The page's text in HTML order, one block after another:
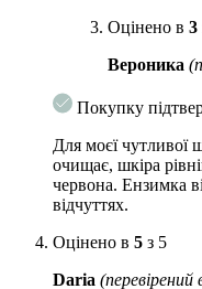
Оцінено в 3
Вероника
Покупку
Для моєї чутливої
очищає, шкіра
червона. Ензимка
відчуттях.
Оцінено в 5 з 5
Daria (перевірений